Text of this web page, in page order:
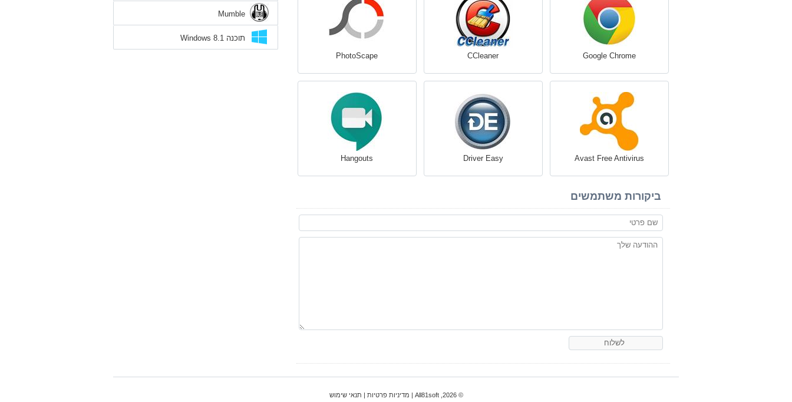
Google Chrome
CCleaner
PhotoScape
Avast Free Antivirus
Driver Easy
Hangouts
ביקורות משתמשים
Mumble
תוכנה Windows 8.1
© 2026, All81soft | מדיניות פרטיות | תנאי שימוש